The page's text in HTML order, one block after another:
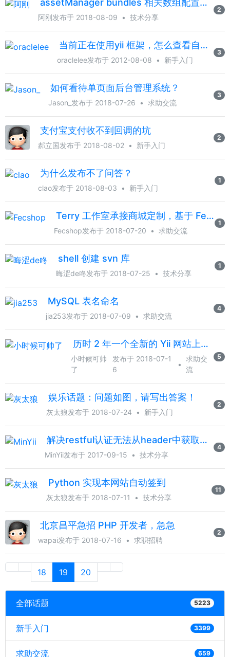
assetManager bundles 相关数组配置不能覆盖的问题算不算是一个bug?
阿刚发布于 2018-08-09 • 技术分享
2
当前正在使用yii 框架，怎么查看自己使用的yii 框架版本呢？
oraclelee发布于 2012-08-08 • 新手入门
3
如何看待单页面后台管理系统？
Jason_ 发布于 2018-07-26 • 求助交流
3
支付宝支付收不到回调的坑
郝立国发布于 2018-08-02 • 新手入门
2
为什么发布不了问答？
clao发布于 2018-08-03 • 新手入门
1
Terry 工作室承接商城定制，基于 Fecshop
Fecshop发布于 2018-07-20 • 求助交流
1
shell 创建 svn 库
晦涩de咚发布于 2018-07-25 • 技术分享
1
MySQL 表名命名
jia253发布于 2018-07-09 • 求助交流
4
历时 2 年一个全新的 Yii 网站上线了
小时候可帅
了
发布于 2018-07-1
6
•
求助交
流
5
娱乐话题：问题如图，请写出答案！
灰太狼发布于 2018-07-24 • 新手入门
2
解决restful认证无法从header中获取Authorization参数
MinYii发布于 2017-09-15 • 技术分享
4
Python 实现本网站自动签到
灰太狼发布于 2018-07-11 • 技术分享
11
北京昌平急招 PHP 开发者，急急
wapai发布于 2018-07-16 • 求职招聘
2
18 19 20
全部话题 5223
新手入门 3399
求助交流 659